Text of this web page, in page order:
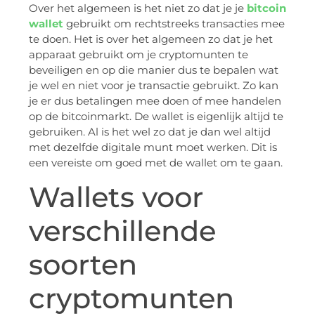
Over het algemeen is het niet zo dat je je bitcoin
wallet gebruikt om rechtstreeks transacties mee
te doen. Het is over het algemeen zo dat je het
apparaat gebruikt om je cryptomunten te
beveiligen en op die manier dus te bepalen wat
je wel en niet voor je transactie gebruikt. Zo kan
je er dus betalingen mee doen of mee handelen
op de bitcoinmarkt. De wallet is eigenlijk altijd te
gebruiken. Al is het wel zo dat je dan wel altijd
met dezelfde digitale munt moet werken. Dit is
een vereiste om goed met de wallet om te gaan.
Wallets voor
verschillende
soorten
cryptomunten